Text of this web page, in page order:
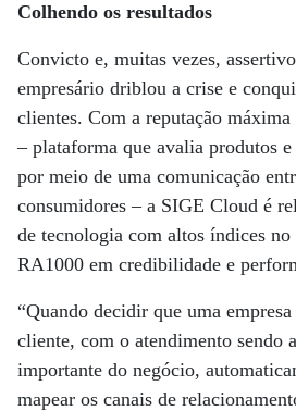
Colhendo os resultados
Convicto e, muitas vezes,
empresário driblou a crise e
clientes. Com a reputação
– plataforma que avalia produtos
por meio de uma comunicação
consumidores – a SIGE Cloud é
de tecnologia com altos índices
RA1000 em credibilidade e
“Quando decidir que uma
cliente, com o atendimento sendo
importante do negócio,
mapear os canais de